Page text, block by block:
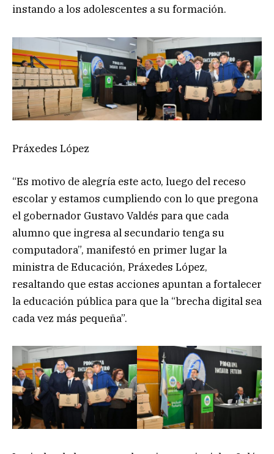
instando a los adolescentes a su formación.
Práxedes López
“Es motivo de alegría este acto, luego del receso
escolar y estamos cumpliendo con lo que pregona
el gobernador Gustavo Valdés para que cada
alumno que ingresa al secundario tenga su
computadora”, manifestó en primer lugar la
ministra de Educación, Práxedes López,
resaltando que estas acciones apuntan a fortalecer
la educación pública para que la “brecha digital sea
cada vez más pequeña”.